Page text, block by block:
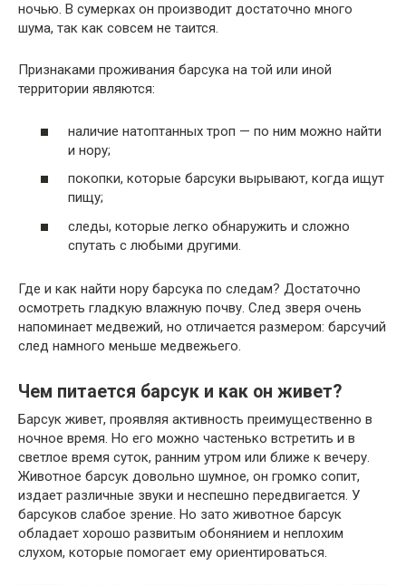
ночью. В сумерках он производит достаточно много
шума, так как совсем не таится.
Признаками проживания барсука на той или иной
территории являются:
наличие натоптанных троп — по ним можно найти
и нору;
покопки, которые барсуки вырывают, когда ищут
пищу;
следы, которые легко обнаружить и сложно
спутать с любыми другими.
Где и как найти нору барсука по следам? Достаточно
осмотреть гладкую влажную почву. След зверя очень
напоминает медвежий, но отличается размером: барсучий
след намного меньше медвежьего.
Чем питается барсук и как он живет?
Барсук живет, проявляя активность преимущественно в
ночное время. Но его можно частенько встретить и в
светлое время суток, ранним утром или ближе к вечеру.
Животное барсук довольно шумное, он громко сопит,
издает различные звуки и неспешно передвигается. У
барсуков слабое зрение. Но зато животное барсук
обладает хорошо развитым обонянием и неплохим
слухом, которые помогает ему ориентироваться.